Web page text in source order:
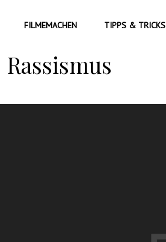
FILMEMACHEN TIPPS & TRICKS
Rassismus